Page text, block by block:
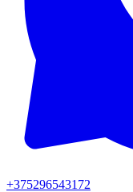
+375296543172